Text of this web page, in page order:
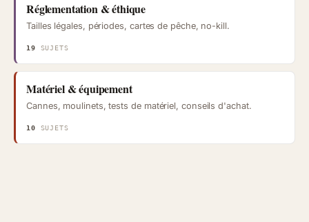
Réglementation & éthique
Tailles légales, périodes, cartes de pêche, no-kill.
19 SUJETS
Matériel & équipement
Cannes, moulinets, tests de matériel, conseils d'achat.
10 SUJETS